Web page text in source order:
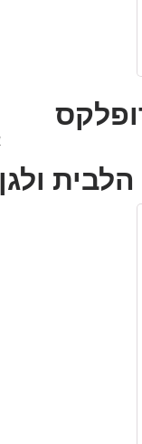
ולגן